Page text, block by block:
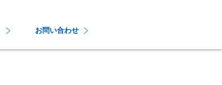
お問い合わせ